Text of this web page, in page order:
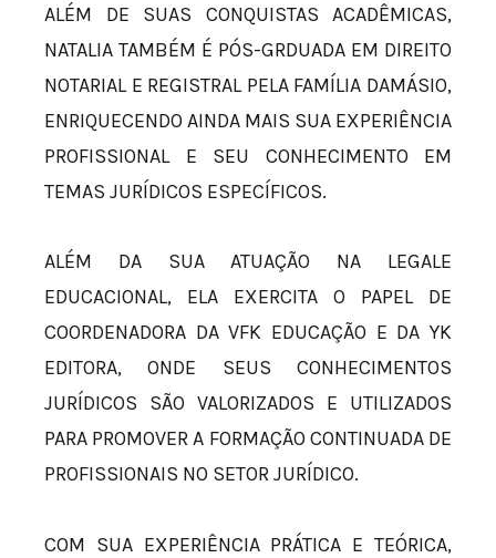
ALÉM DE SUAS CONQUISTAS ACADÊMICAS,
NATALIA TAMBÉM É PÓS-GRDUADA EM DIREITO
NOTARIAL E REGISTRAL PELA FAMÍLIA DAMÁSIO,
ENRIQUECENDO AINDA MAIS SUA EXPERIÊNCIA
PROFISSIONAL E SEU CONHECIMENTO EM
TEMAS JURÍDICOS ESPECÍFICOS.
ALÉM DA SUA ATUAÇÃO NA LEGALE
EDUCACIONAL, ELA EXERCITA O PAPEL DE
COORDENADORA DA VFK EDUCAÇÃO E DA YK
EDITORA, ONDE SEUS CONHECIMENTOS
JURÍDICOS SÃO VALORIZADOS E UTILIZADOS
PARA PROMOVER A FORMAÇÃO CONTINUADA DE
PROFISSIONAIS NO SETOR JURÍDICO.
COM SUA EXPERIÊNCIA PRÁTICA E TEÓRICA,